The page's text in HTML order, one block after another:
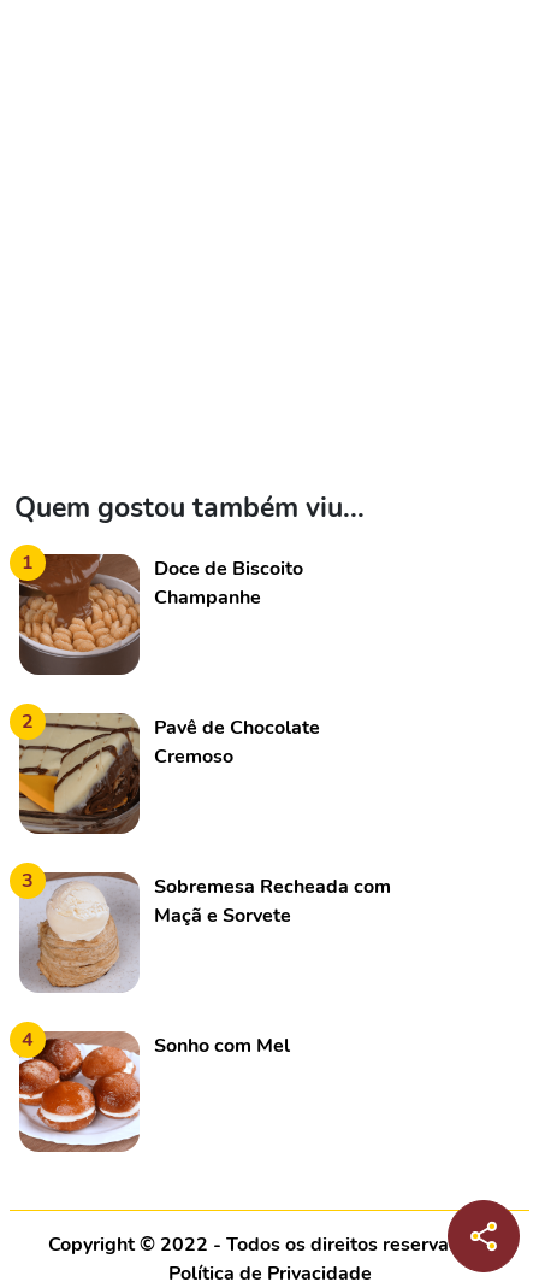
Quem gostou também viu...
1
Doce de Biscoito
Champanhe
2
Pavê de Chocolate
Cremoso
3
Sobremesa Recheada com
Maçã e Sorvete
4 Sonho com Mel
Copyright © 2022 - Todos os direitos reservados |
Política de Privacidade